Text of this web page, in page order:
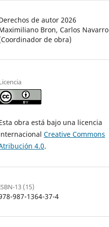
de autor 2026
Bron, Carlos Navarro
de obra)
obra está bajo una licencia
Creative Commons
4.0.
13 (15)
987-1364-37-4